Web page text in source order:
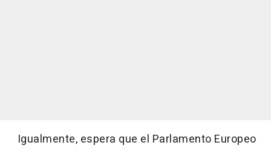
Igualmente, espera que el Parlamento Europeo